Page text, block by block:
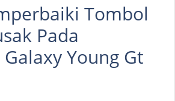
Tombol
Pada
Young Gt